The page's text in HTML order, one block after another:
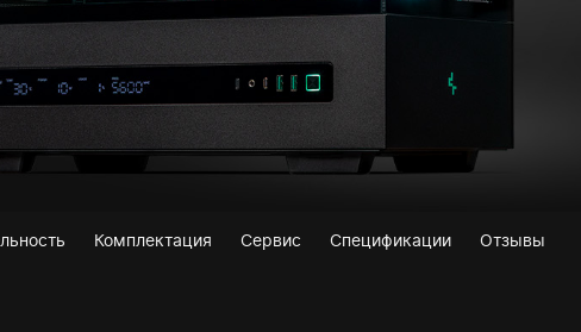
Комплектация Сервис Спецификации Отзывы